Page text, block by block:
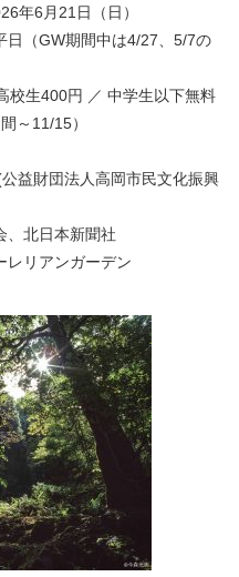
年6月21日（日）
日（GW期間中は4/27、5/7の
校生400円 ／ 中学生以下無料
～11/15）
益財団法人高岡市民文化振興
、北日本新聞社
レリアンガーデン